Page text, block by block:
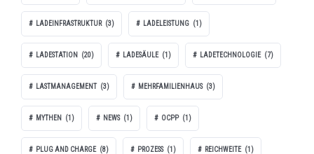
LADEINFRASTRUKTUR (3) LADELEISTUNG (1)
LADESTATION (20) LADESÄULE (1) LADETECHNOLOGIE (7)
LASTMANAGEMENT (3) MEHRFAMILIENHAUS (3)
MYTHEN (1) NEWS (1) OCPP (1)
PLUG AND CHARGE (8) PROZESS (1) REICHWEITE (1)